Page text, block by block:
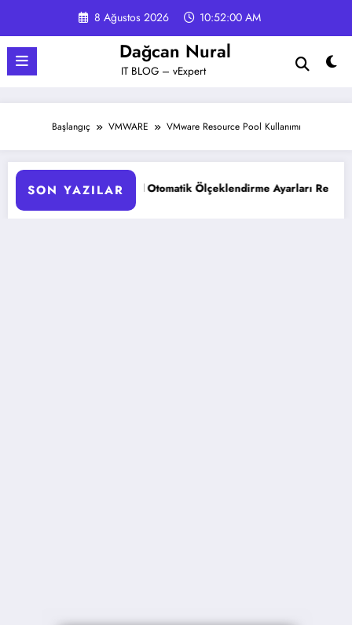
8 Ağustos 2026 10:52:01 AM
Dağcan Nural
IT BLOG – vExpert
Başlangıç VMWARE VMware Resource Pool Kullanımı
SON YAZILAR
Pod Otomatik Ölçeklendirme Ayarları Rehberi Google